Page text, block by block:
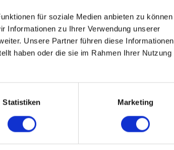
für soziale Medien anbieten zu können
Informationen zu Ihrer Verwendung unserer
Unsere Partner führen diese Informationen
haben oder die sie im Rahmen Ihrer Nutzung
Statistiken Marketing
flexibel
Konferenzräume in
1. OG unseres
Foyer – ideal für Pausen,
optionalem Catering sind
(Getränke, Snacks, Obst)
Flip Screen (Touch-Whiteboard)
– Arbeiten mit